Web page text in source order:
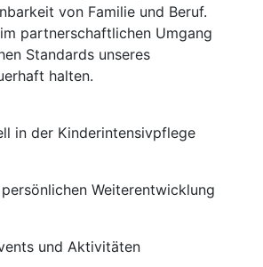
von Familie und Beruf.
partnerschaftlichen Umgang
Standards unseres
halten.
in der Kinderintensivpflege
Weiterentwicklung
und Aktivitäten